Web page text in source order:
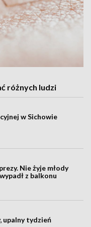
różnych ludzi
w Sichowie
Nie żyje młody
z balkonu
upalny tydzień